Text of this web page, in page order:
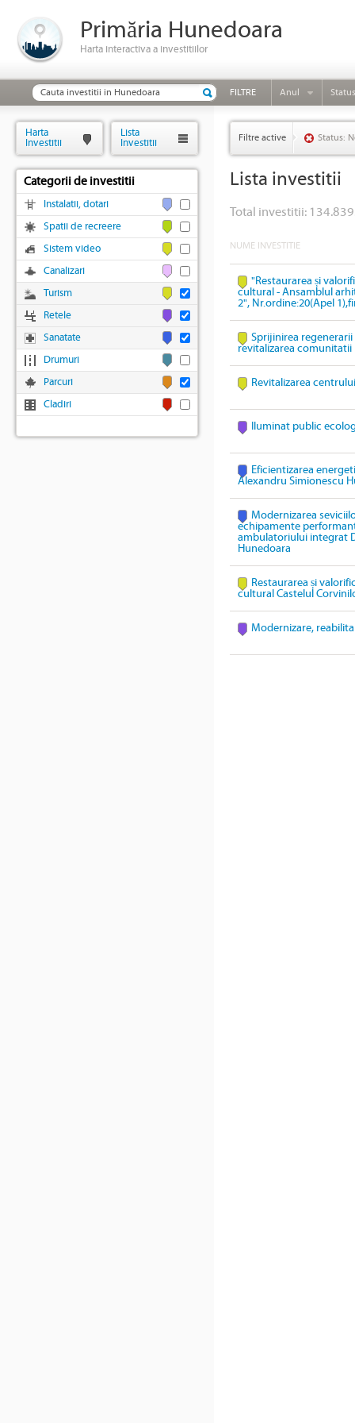
Primăria Hunedoara
Harta interactiva a investitiilor
FILTRE Anul Status
Filtre active Status:
Lista investitii
Total investitii:
NUME INVESTITIE
"Restaurarea și
cultural - Ansamblul
2", Nr.ordine:20(Apel
Sprijinirea
revitalizarea comunitatii
Revitalizarea
Iluminat public
Eficientizarea
Alexandru Simionescu
Modernizarea
echipamente
ambulatoriului integrat
Hunedoara
Restaurarea și
cultural Castelul
Modernizare,
Harta
Investitii
Lista
Investitii
Categorii de investitii
Instalatii, dotari
Spatii de recreere
Sistem video
Canalizari
Turism
Retele
Sanatate
Drumuri
Parcuri
Cladiri